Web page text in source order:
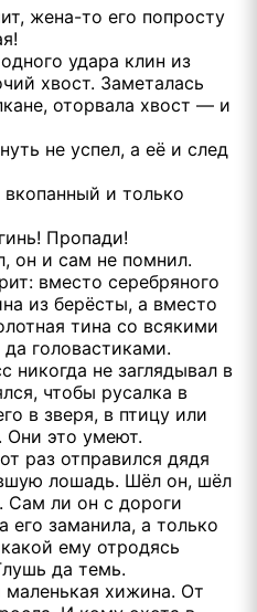
жена-то его попросту
удара клин из
хвост. Заметалась
оторвала хвост — и
не успел, а её и след
и только
Пропади!
и сам не помнил.
вместо серебряного
из берёсты, а вместо
тина со всякими
головастиками.
не заглядывал в
чтобы русалка в
в зверя, в птицу или
Они это умеют.
отправился дядя
лошадь. Шёл он, шёл
Сам ли он с дороги
его заманила, а только
ему отродясь
да темь.
хижина. От